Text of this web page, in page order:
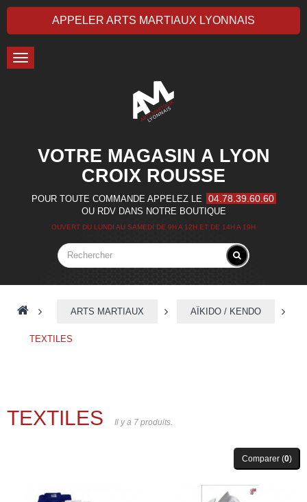
APPELER ARTS MARTIAUX LYONNAIS
Toggle
navigation
VOTRE MAGASIN A LYON
CROIX ROUSSE
POUR TOUTE COMMANDE APPELEZ LE 04.78.39.60.60
OU RDV DANS NOTRE BOUTIQUE
OUVERT DU LUNDI AU SAMEDI DE 9H A 12H ET DE 14H A 19H
> ARTS MARTIAUX > AÏKIDO / KENDO
TEXTILES
TEXTILES Il y a 7 produits.
Comparer (0)